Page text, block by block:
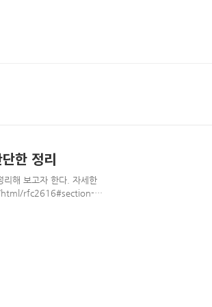
한 정리
해 보고자 한다. 자세한
html/rfc2616#section-
-- HTTP/1.1